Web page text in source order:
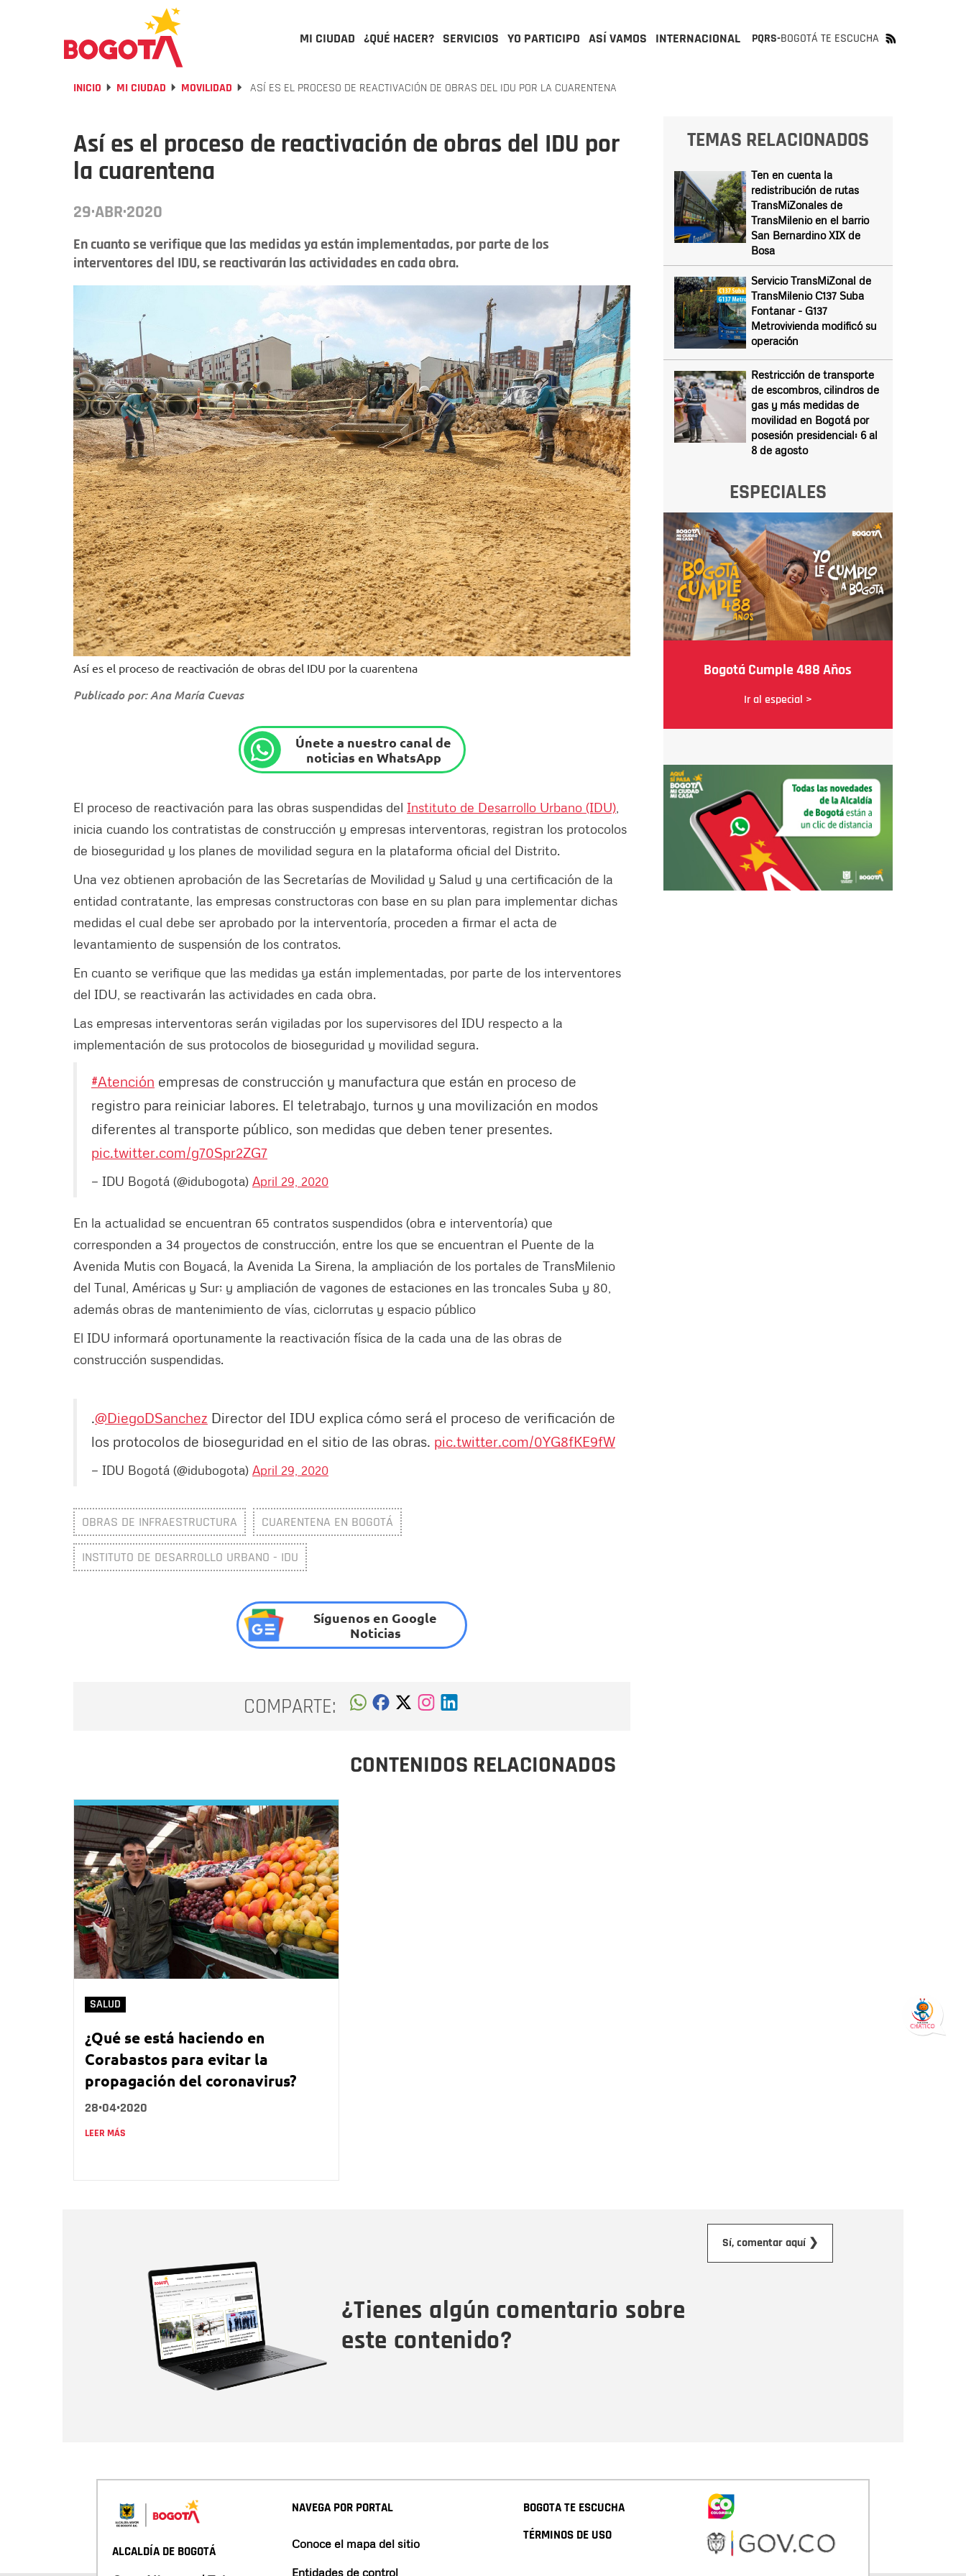
MI CIUDAD ¿QUÉ HACER? SERVICIOS YO PARTICIPO ASÍ VAMOS INTERNACIONAL PQRS-BOGOTÁ TE ESCUCHA
INICIO MI CIUDAD MOVILIDAD ASÍ ES EL PROCESO DE REACTIVACIÓN DE OBRAS DEL IDU POR LA CUARENTENA
Así es el proceso de reactivación de obras del IDU por
la cuarentena
29·ABR·2020
En cuanto se verifique que las medidas ya están implementadas, por parte de los
interventores del IDU, se reactivarán las actividades en cada obra.
Así es el proceso de reactivación de obras del IDU por la cuarentena
Publicado por: Ana María Cuevas
Únete a nuestro canal de
noticias en WhatsApp
El proceso de reactivación para las obras suspendidas del Instituto de Desarrollo Urbano (IDU)
inicia cuando los contratistas de construcción y empresas interventoras, registran los protocolos
de bioseguridad y los planes de movilidad segura en la plataforma oficial del Distrito.
Una vez obtienen aprobación de las Secretarías de Movilidad y Salud y una certificación de la
entidad contratante, las empresas constructoras con base en su plan para implementar dichas
medidas el cual debe ser aprobado por la interventoría, proceden a firmar el acta de
levantamiento de suspensión de los contratos.
En cuanto se verifique que las medidas ya están implementadas, por parte de los interventores
del IDU, se reactivarán las actividades en cada obra.
Las empresas interventoras serán vigiladas por los supervisores del IDU respecto a la
implementación de sus protocolos de bioseguridad y movilidad segura.
#Atención empresas de construcción y manufactura que están en proceso de
registro para reiniciar labores. El teletrabajo, turnos y una movilización en modos
diferentes al transporte público, son medidas que deben tener presentes.
pic.twitter.com/g70Spr2ZG7
— IDU Bogotá (@idubogota) April 29, 2020
En la actualidad se encuentran 65 contratos suspendidos (obra e interventoría) que
corresponden a 34 proyectos de construcción, entre los que se encuentran el Puente de la
Avenida Mutis con Boyacá, la Avenida La Sirena, la ampliación de los portales de TransMilenio
del Tunal, Américas y Sur; y ampliación de vagones de estaciones en las troncales Suba y 80,
además obras de mantenimiento de vías, ciclorrutas y espacio público
El IDU informará oportunamente la reactivación física de la cada una de las obras de
construcción suspendidas.
.@DiegoDSanchez Director del IDU explica cómo será el proceso de verificación de
los protocolos de bioseguridad en el sitio de las obras. pic.twitter.com/0YG8fKE9fW
— IDU Bogotá (@idubogota) April 29, 2020
OBRAS DE INFRAESTRUCTURA CUARENTENA EN BOGOTÁ
INSTITUTO DE DESARROLLO URBANO - IDU
Síguenos en Google
Noticias
COMPARTE:
TEMAS RELACIONADOS
Ten en cuenta la
redistribución de rutas
TransMiZonales de
TransMilenio en el barrio
San Bernardino XIX de
Bosa
Servicio TransMiZonal de
TransMilenio C137 Suba
Fontanar - G137
Metrovivienda modificó su
operación
Restricción de transporte
de escombros, cilindros de
gas y más medidas de
movilidad en Bogotá por
posesión presidencial: 6 al
8 de agosto
ESPECIALES
Bogotá Cumple 488 Años
Ir al especial >
CONTENIDOS RELACIONADOS
SALUD
¿Qué se está haciendo en
Corabastos para evitar la
propagación del coronavirus?
28•04•2020
LEER MÁS
¿Tienes algún comentario sobre
este contenido?
Sí, comentar aquí ❯
ALCALDÍA DE BOGOTÁ
NAVEGA POR PORTAL
Conoce el mapa del sitio
Entidades de control
BOGOTA TE ESCUCHA
TÉRMINOS DE USO